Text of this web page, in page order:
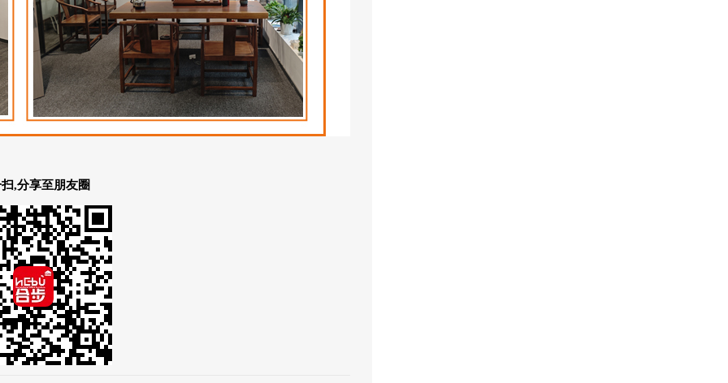
,分享至朋友圈